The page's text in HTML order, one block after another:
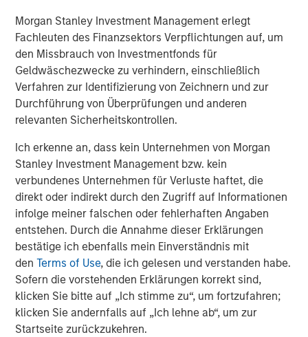
Morgan Stanley Investment Management erlegt
Fachleuten des Finanzsektors Verpflichtungen auf, um
den Missbrauch von Investmentfonds für
Geldwäschezwecke zu verhindern, einschließlich
Verfahren zur Identifizierung von Zeichnern und zur
Durchführung von Überprüfungen und anderen
relevanten Sicherheitskontrollen.
Ich erkenne an, dass kein Unternehmen von Morgan
Stanley Investment Management bzw. kein
verbundenes Unternehmen für Verluste haftet, die
direkt oder indirekt durch den Zugriff auf Informationen
infolge meiner falschen oder fehlerhaften Angaben
entstehen. Durch die Annahme dieser Erklärungen
bestätige ich ebenfalls mein Einverständnis mit
denTerms of Use, die ich gelesen und verstanden habe.
Sofern die vorstehenden Erklärungen korrekt sind,
klicken Sie bitte auf „Ich stimme zu“, um fortzufahren;
klicken Sie andernfalls auf „Ich lehne ab“, um zur
Startseite zurückzukehren.
Quelle: J.P. Morgan, Berechnungen von Morgan Stanley
Investment Management, Stand: 31. Dezember 2025. Die
Attributionen aufgrund der Kreditaufschläge von
Unternehmensanleihen und der Renditeabstände von
Staatsanleihen werden modelliert, indem die Aufschlags-Rendite
in ihre beiden Komponenten zerlegt wird: den Renditeabstand
zwischen Staatsanleihen und den Kreditaufschlag von
nicht möglich, direkt in einen Index zu investieren. Die Daten
werden ausschließlich zu Informationszwecken bereitgestellt.
Die in der Vergangenheit erzielte Wertentwicklung ist keine
Garantie für die künftige Wertentwicklung.
Entwicklungen im vierten Quartal
Die globalen Anleihemärkte profitierten von dem breiten
Trend zu niedrigeren Leitzinsen. Die US-Notenbank senkte
ihren Leitzins zweimal um 25 Basispunkte (Bp.), und neun
andere Zentralbanken lockerten ihre Zinspolitik ebenfalls.
(Die Bank of Japan bildete die einzige Ausnahme.)